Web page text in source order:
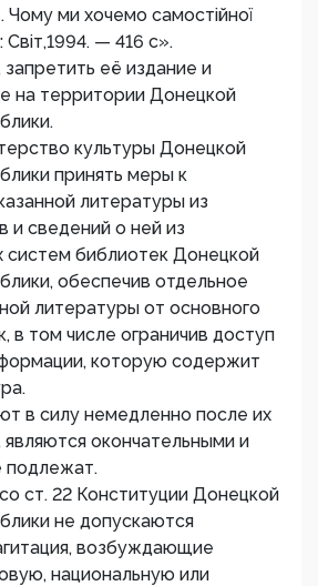
ми хочемо самостійної
Свiт,1994. — 416 с».
её издание и
на территории Донецкой
культуры Донецкой
принять меры к
литературы из
и сведений о ней из
систем библиотек Донецкой
обеспечив отдельное
литературы от основного
в том числе ограничив доступ
которую содержит
в силу немедленно после их
окончательными и
подлежат.
ст. 22 Конституции Донецкой
не допускаются
возбуждающие
национальную или